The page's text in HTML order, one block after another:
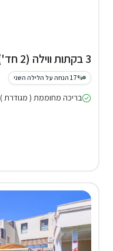
3 בקתות ווילה (2 חד') באליפלט
17% הנחה על הלילה השני
בריכה מחוממת ( מגודרת )